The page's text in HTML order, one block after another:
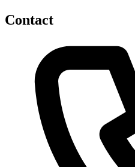
Contact